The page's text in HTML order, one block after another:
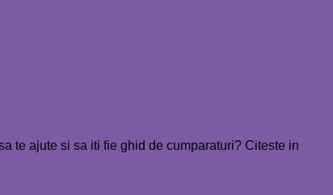
te ajute si sa iti fie ghid de cumparaturi? Citeste in